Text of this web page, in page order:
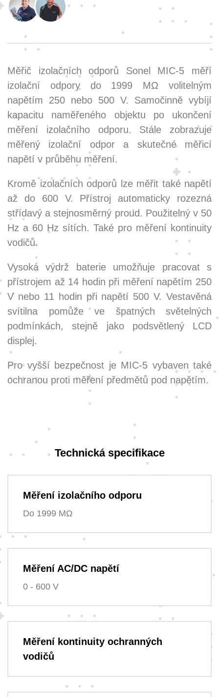
Měřič izolačních odporů Sonel MIC-5 měří
izolační odpory do 1999 MΩ volitelným
napětím 250 nebo 500 V. Samočinně vybíjí
kapacitu naměřeného objektu po ukončení
měření izolačního odporu. Stále zobrazuje
měřený izolační odpor a skutečné měřicí
napětí v průběhu měření.
Kromě izolačních odporů lze měřit také napětí
až do 600 V. Přístroj automaticky rozezná
střídavý a stejnosměrný proud. Použitelný v 50
Hz a 60 Hz sítích. Také pro měření kontinuity
vodičů.
Vysoká výdrž baterie umožňuje pracovat s
přístrojem až 14 hodin při měření napětím 250
V nebo 11 hodin při napětí 500 V. Vestavěná
svítilna pomůže ve špatných světelných
podmínkách, stejně jako podsvětlený LCD
displej.
Pro vyšší bezpečnost je MIC-5 vybaven také
ochranou proti měření předmětů pod napětím.
Technická specifikace
Měření izolačního odporu
Do 1999 MΩ
Měření AC/DC napětí
0 - 600 V
Měření kontinuity ochranných
vodičů